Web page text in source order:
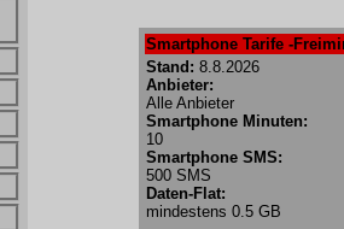
Smartphone Tarife -
Stand: 8.8.2026
Anbieter:
Alle Anbieter
Smartphone Minuten:
10
Smartphone SMS:
500 SMS
Daten-Flat:
mindestens 0.5 GB